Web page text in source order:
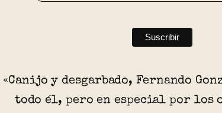
«Canijo y desgarbado, Fernando
todo él, pero en especial por los